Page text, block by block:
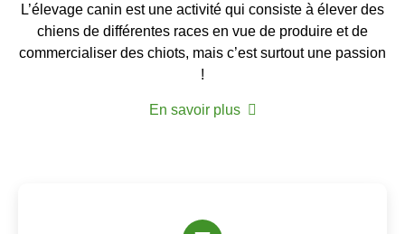
L’élevage canin est une activité qui consiste à élever des
chiens de différentes races en vue de produire et de
commercialiser des chiots, mais c’est surtout une passion
!
En savoir plus